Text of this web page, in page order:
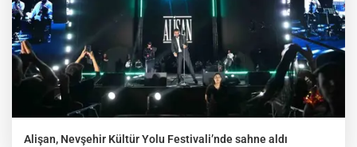
Alişan, Nevşehir Kültür Yolu Festivali’nde sahne aldı